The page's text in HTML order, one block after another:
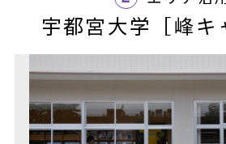
宇都宮大学［峰キ